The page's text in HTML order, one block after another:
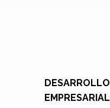
DESARROLLO
EMPRESARIAL